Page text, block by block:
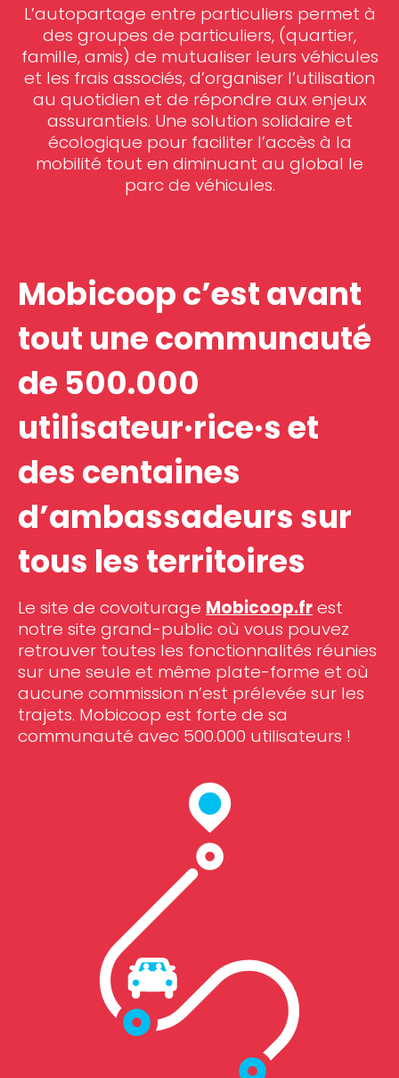
L’autopartage entre particuliers permet à
des groupes de particuliers, (quartier,
famille, amis) de mutualiser leurs véhicules
et les frais associés, d’organiser l’utilisation
au quotidien et de répondre aux enjeux
assurantiels. Une solution solidaire et
écologique pour faciliter l’accès à la
mobilité tout en diminuant au global le
parc de véhicules.
Mobicoop c’est avant
tout une communauté
de 500.000
utilisateur·rice·s et
des centaines
d’ambassadeurs sur
tous les territoires
Le site de covoiturage Mobicoop.frest
notre site grand-public où vous pouvez
retrouver toutes les fonctionnalités réunies
sur une seule et même plate-forme et où
aucune commission n’est prélevée sur les
trajets. Mobicoop est forte de sa
communauté avec 500.000 utilisateurs !